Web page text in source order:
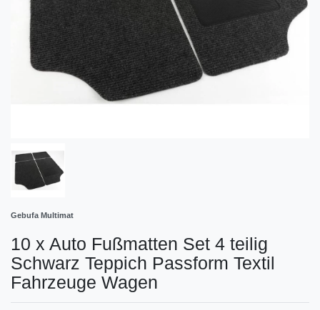
Gebufa Multimat
10 x Auto Fußmatten Set 4 teilig
Schwarz Teppich Passform Textil
Fahrzeuge Wagen